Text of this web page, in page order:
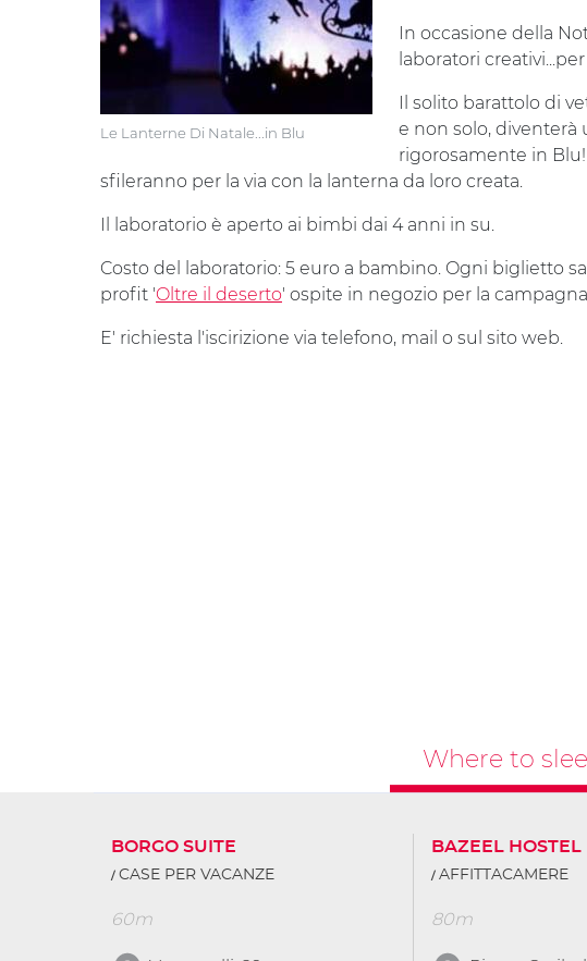
Le Lanterne Di Natale...in Blu
In occasione della
laboratori
Il solito barattolo di
e non solo, diventerà
rigorosamente in
sfileranno per la via con la lanterna da loro creata.
Il laboratorio è aperto ai bimbi dai 4 anni in su.
Costo del laboratorio: 5 euro a bambino. Ogni biglietto
profit 'Oltre il deserto' ospite in negozio per la
E' richiesta l'iscirizione via telefono, mail o sul sito web.
Where to
BORGO SUITE
CASE PER VACANZE
60m
BAZEEL HOSTEL
AFFITTACAMERE
80m